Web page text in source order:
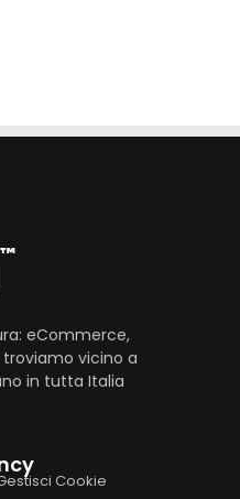
™
eCommerce,
vicino a
in tutta Italia
Cookie